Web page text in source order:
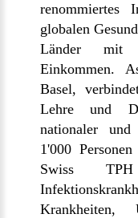
globalen
Länder mit
Einkommen.
Basel,
Lehre und
nationaler und
1'000
Swiss
Krankheiten,